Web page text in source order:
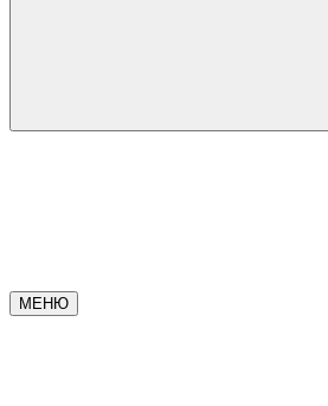
МЕНЮ